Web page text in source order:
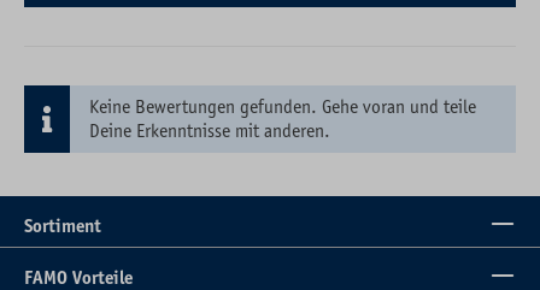
Keine Bewertungen gefunden. Gehe voran und teile
Deine Erkenntnisse mit anderen.
Sortiment
FAMO Vorteile